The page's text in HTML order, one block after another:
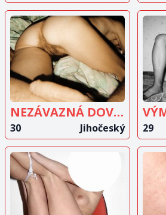
ZOBRAZIT
INZERÁT
NEZÁVAZNÁ DOVÁDĚNÍ U NÁS V BYTEČKU
30 Jihočeský 29
ZOBRAZIT
INZERÁT